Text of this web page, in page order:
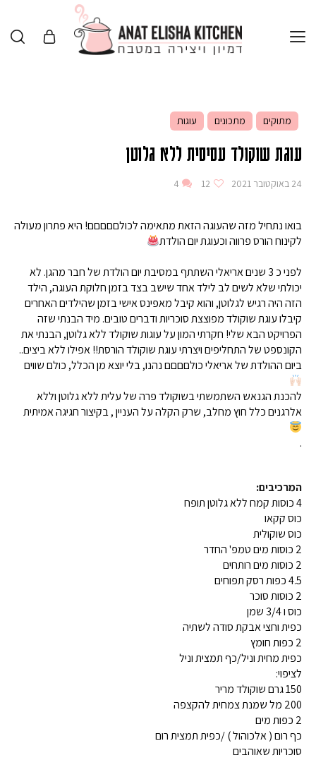
מתוקים מתכונים עוגות
עוגת שוקולד עסיסית ללא גלוטן
24 באוקטובר 2021 12
4
בואו נתחיל מזה שהעוגה הזאת מתאימה לכולםםםםם! היא פתרון מעולה
לקינוח הורס פרווה וכעוגת יום הולדת
לפני כ 3 שנים אריאלי השתתף במסיבת יום הולדת של חבר מהגן. לא
יכולתי שלא לשים לב לילד אחד שישב בצד בזמן חלוקת העוגה, הילד
הזה היה רגיש לגלוטן, והוא קיבל מאפינס אישי בזמן שהילדים האחרים
קיבלו עוגת שוקולד מפוצצת סוכריות ודברים טובים. מיד הבנתי שזה
הפרויקט הבא שלי! חקרתי המון על עוגות שוקולד ללא גלוטן, הבנתי את
הקונספט של התחליפים ויצרתי עוגת שוקולד הורסת!! אפילו ללא ביצים..
ביום ההולדת של אריאלי כולםםםם נהנו, בלי יוצא מן הכלל, כולם שווים
להכנת הגנאש השתמשתי בשוקולד פרה של עלית ללא גלוטן וללא
אלרגנים כלל חוץ מחלב, שרק הקלה על העניין , בקיצור חגיגה אמיתית
.
המרכיבים:
4 כוסות קמח ללא גלוטן תופח
כוס קקאו
כוס שוקולית
2 כוסות מים טמפ' החדר
2 כוסות מים רותחים
4.5 כפות רסק תפוחים
2 כוסות סוכר
כוס ו 3/4 שמן
כפית וחצי אבקת סודה לשתיה
2 כפות חומץ
כפית מחית וניל/כף תמצית וניל
לציפוי:
150 גרם שוקולד מריר
200 מל שמנת צמחית להקצפה
2 כפות מים
כף רום ( אלכוהול ) /כפית תמצית רום
סוכריות שאוהבים